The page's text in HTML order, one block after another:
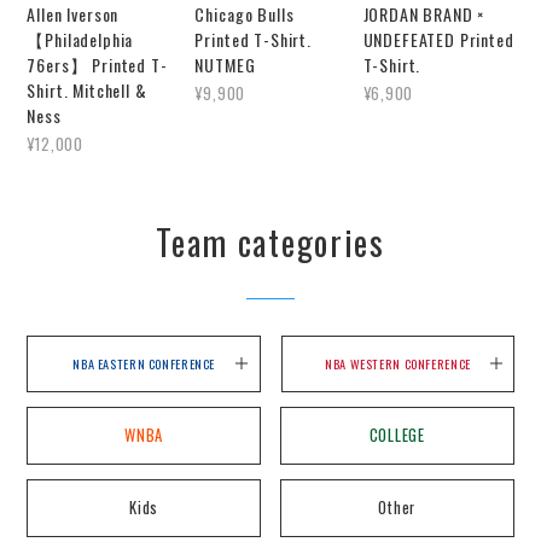
Allen Iverson
【Philadelphia
76ers】 Printed T-
Shirt. Mitchell &
Ness
¥12,000
Chicago Bulls
Printed T-Shirt.
NUTMEG
¥9,900
JORDAN BRAND ×
UNDEFEATED Printed
T-Shirt.
¥6,900
Team categories
NBA EASTERN CONFERENCE NBA WESTERN CONFERENCE
WNBA COLLEGE
Kids Other